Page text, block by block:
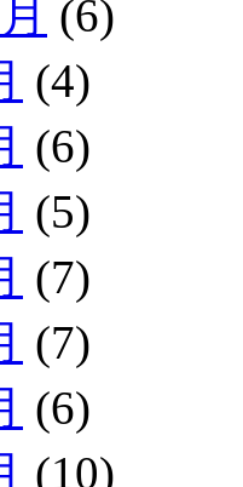
(6)
(4)
(6)
(5)
(7)
(7)
(6)
(10)